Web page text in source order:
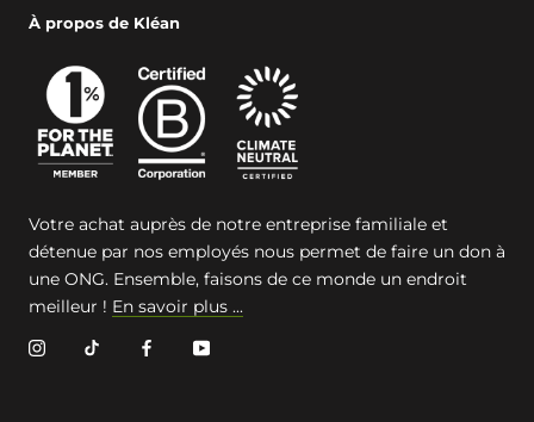
À propos de Kléan
Votre achat auprès de notre entreprise familiale et
détenue par nos employés nous permet de faire un don à
une ONG. Ensemble, faisons de ce monde un endroit
meilleur ! En savoir plus ...